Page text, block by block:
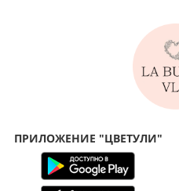
ПРИЛОЖЕНИЕ "ЦВЕТУЛИ"